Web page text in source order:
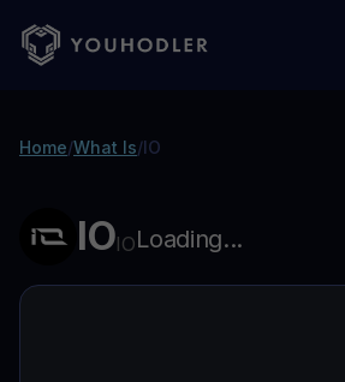
Home/What Is/IO
IOIOLoading...